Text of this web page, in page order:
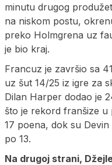
minutu drugog
na niskom postu,
preko Holmgrena uz
je bio kraj.
Francuz je završio sa
uz šut 14/25 iz igre za
Dilan Harper dodao je
što je rekord franšize u
17 poena, dok su
po 13.
Na drugoj strani,